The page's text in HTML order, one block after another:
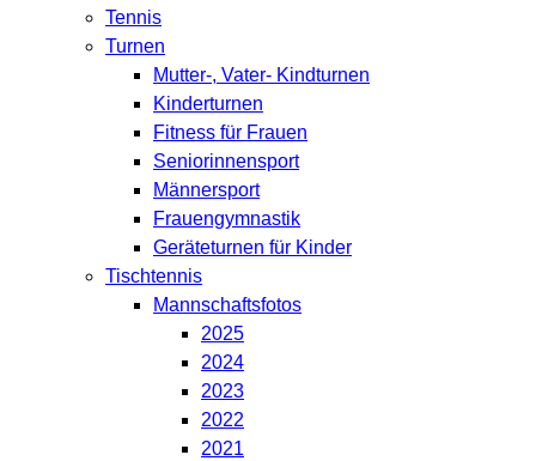
Tennis
Turnen
Mutter-, Vater- Kindturnen
Kinderturnen
Fitness für Frauen
Seniorinnensport
Männersport
Frauengymnastik
Geräteturnen für Kinder
Tischtennis
Mannschaftsfotos
2025
2024
2023
2022
2021